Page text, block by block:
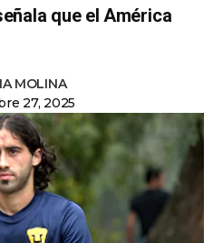
que el América
MOLINA
27, 2025